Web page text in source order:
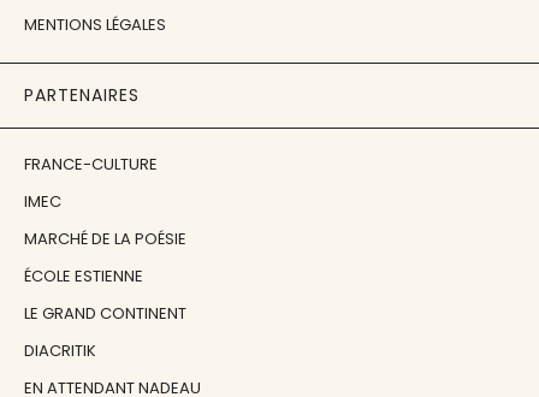
MENTIONS LÉGALES
PARTENAIRES
FRANCE-CULTURE
IMEC
MARCHÉ DE LA POÉSIE
ÉCOLE ESTIENNE
LE GRAND CONTINENT
DIACRITIK
EN ATTENDANT NADEAU